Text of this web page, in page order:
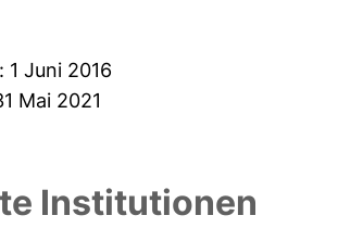
1 Juni 2016
Mai 2021
Institutionen